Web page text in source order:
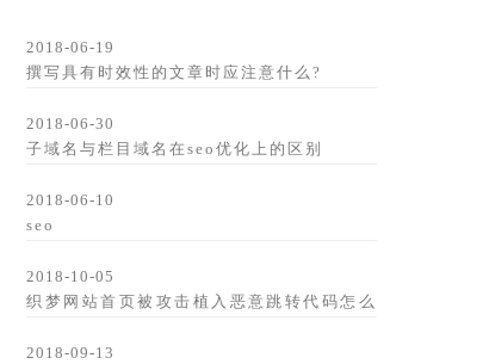
2018-06-19
撰写具有时效性的文章时应注意什么?
2018-06-30
子域名与栏目域名在seo优化上的区别
2018-06-10
seo
2018-10-05
织梦网站首页被攻击植入恶意跳转代码怎么
2018-09-13